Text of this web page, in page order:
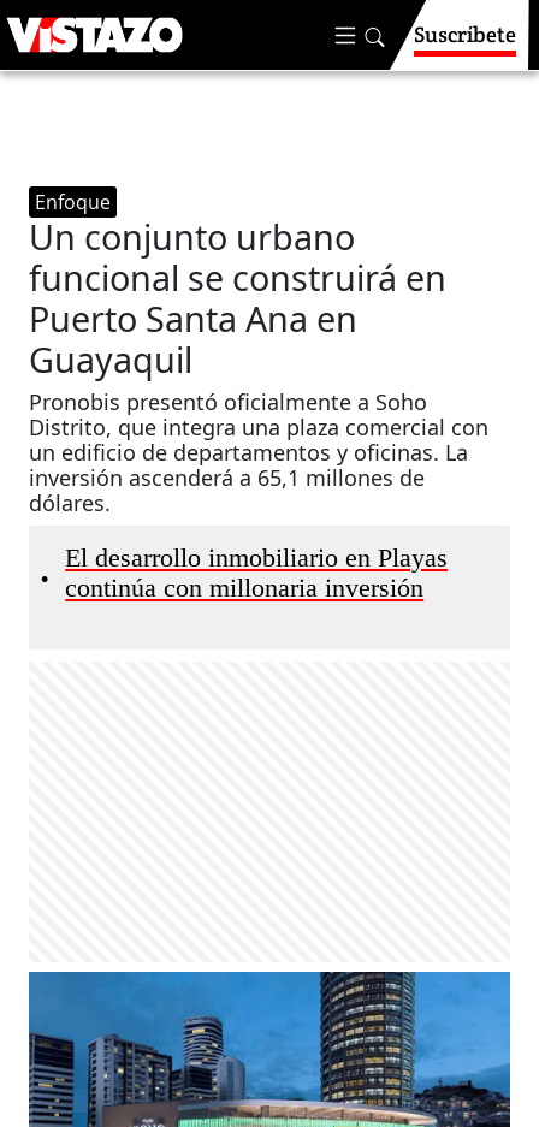
Suscríbete
Enfoque
Un conjunto urbano
funcional se construirá en
Puerto Santa Ana en
Guayaquil
Pronobis presentó oficialmente a Soho
Distrito, que integra una plaza comercial con
un edificio de departamentos y oficinas. La
inversión ascenderá a 65,1 millones de
dólares.
•
El desarrollo inmobiliario en Playas
continúa con millonaria inversión